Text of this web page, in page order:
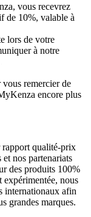
vous recevrez
de 10%, valable à
lors de votre
à notre
remercier de
encore plus
rapport qualité-prix
nos partenariats
des produits 100%
expérimentée, nous
internationaux afin
grandes marques.